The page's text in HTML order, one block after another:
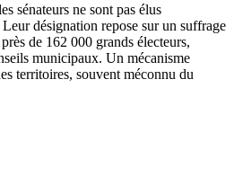
sénateurs ne sont pas élus
désignation repose sur un suffrage
de 162 000 grands électeurs,
municipaux. Un mécanisme
territoires, souvent méconnu du